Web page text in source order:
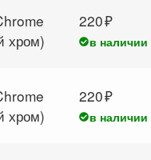
хром)
220
в наличии
хром)
220
в наличии